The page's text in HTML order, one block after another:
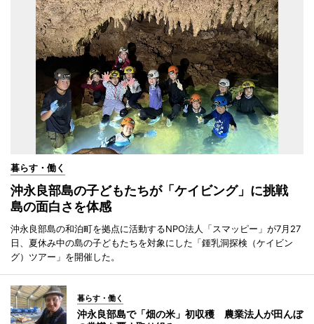
暮らす・働く
沖永良部島の子どもたちが「ケイビング」に挑戦
島の面白さを体感
沖永良部島の和泊町を拠点に活動するNPO法人「スマッピー」が7月27
日、夏休み中の島の子どもたちを対象にした「鍾乳洞探検（ケイビン
グ）ツアー」を開催した。
暮らす・働く
沖永良部島で「畑の米」初収穫 農業法人が田んぼ